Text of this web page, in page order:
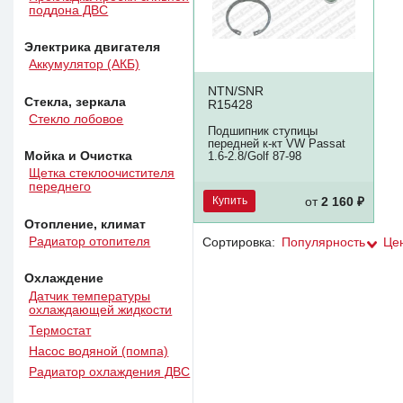
поддона ДВС
Электрика двигателя
Аккумулятор (АКБ)
Стекла, зеркала
Стекло лобовое
Мойка и Очистка
Щетка стеклоочистителя
переднего
Отопление, климат
Радиатор отопителя
Охлаждение
Датчик температуры
охлаждающей жидкости
Термостат
Насос водяной (помпа)
Радиатор охлаждения ДВС
NTN/SNR
R15428
Подшипник ступицы
передней к-кт VW Passat
1.6-2.8/Golf 87-98
Купить от2 160 ₽
Сортировка: Популярность